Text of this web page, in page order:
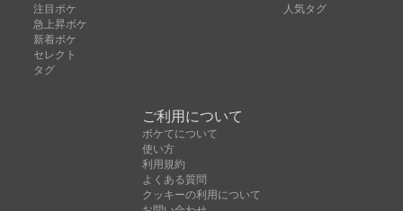
注目ボケ
急上昇ボケ
新着ボケ
セレクト
タグ
人気タグ
ご利用について
ボケてについて
使い方
利用規約
よくある質問
クッキーの利用について